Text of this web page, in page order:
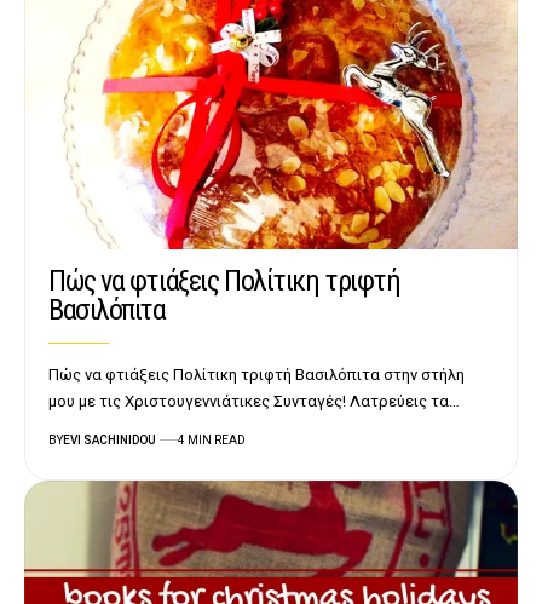
Πώς να φτιάξεις Πολίτικη τριφτή
Βασιλόπιτα
Πώς να φτιάξεις Πολίτικη τριφτή Βασιλόπιτα στην στήλη
μου με τις Χριστουγεννιάτικες Συνταγές! Λατρεύεις τα…
BYEVI SACHINIDOU 4 MIN READ